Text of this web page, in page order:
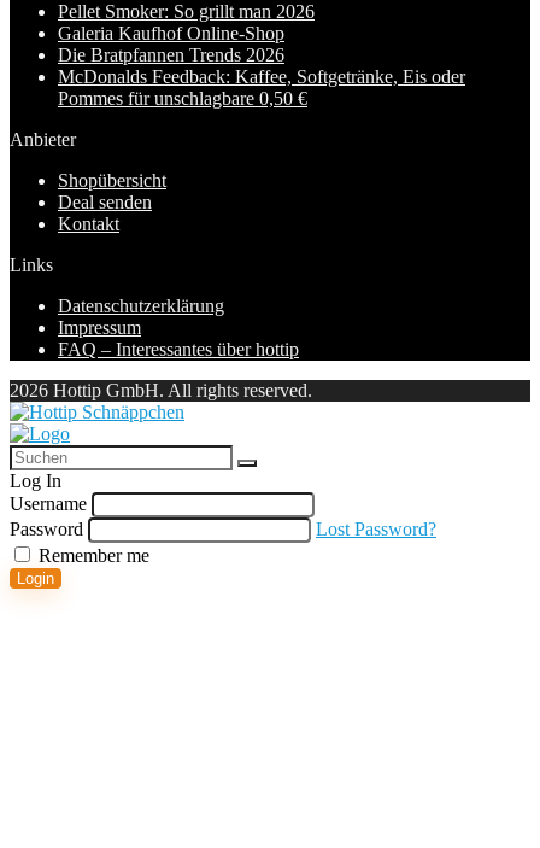
Pellet Smoker: So grillt man 2026
Galeria Kaufhof Online-Shop
Die Bratpfannen Trends 2026
McDonalds Feedback: Kaffee, Softgetränke, Eis oder
Pommes für unschlagbare 0,50 €
Anbieter
Shopübersicht
Deal senden
Kontakt
Links
Datenschutzerklärung
Impressum
FAQ – Interessantes über hottip
2026 Hottip GmbH. All rights reserved.
Log In
Username
Password
Lost Password?
Remember me
Login